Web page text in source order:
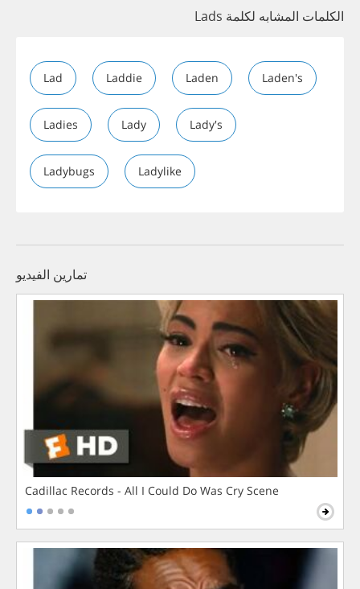
الكلمات المشابه لكلمة Lads
Lad Laddie Laden Laden's
Ladies Lady Lady's
Ladybugs Ladylike
تمارين الفيديو
Cadillac Records - All I Could Do Was Cry Scene